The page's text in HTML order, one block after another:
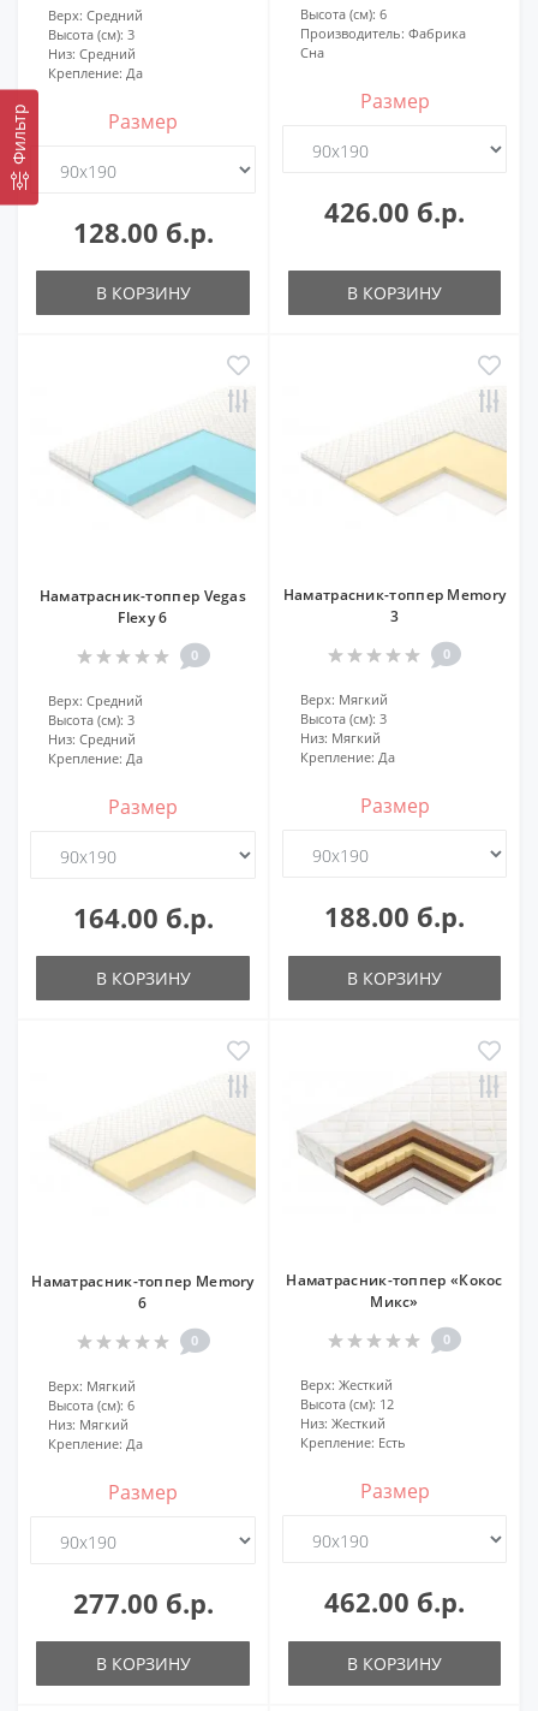
Фильтр
Верх: Средний
Высота (см): 3
Низ: Средний
Крепление: Да
Размер
128.00 б.р.
В КОРЗИНУ
Высота (см): 6
Производитель: Фабрика
Сна
Размер
426.00 б.р.
В КОРЗИНУ
Наматрасник-топпер Vegas
Flexy 6
0
Верх: Средний
Высота (см): 3
Низ: Средний
Крепление: Да
Размер
164.00 б.р.
В КОРЗИНУ
Наматрасник-топпер Memory
3
0
Верх: Мягкий
Высота (см): 3
Низ: Мягкий
Крепление: Да
Размер
188.00 б.р.
В КОРЗИНУ
Наматрасник-топпер Memory
6
0
Верх: Мягкий
Высота (см): 6
Низ: Мягкий
Крепление: Да
Размер
277.00 б.р.
В КОРЗИНУ
Наматрасник-топпер «Кокос
Микс»
0
Верх: Жесткий
Высота (см): 12
Низ: Жесткий
Крепление: Есть
Размер
462.00 б.р.
В КОРЗИНУ